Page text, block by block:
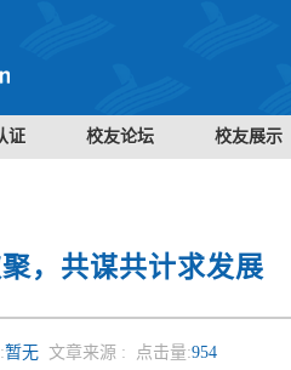
证 校友论坛 校友展示
，共谋共计求发展
暂无文章来源 : 点击量:954